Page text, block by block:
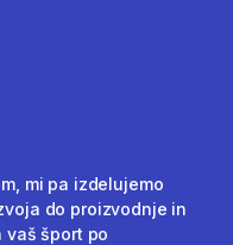
mi pa izdelujemo
do proizvodnje in
vaš šport po